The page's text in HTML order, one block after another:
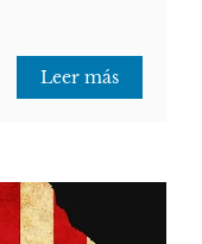
Leer más